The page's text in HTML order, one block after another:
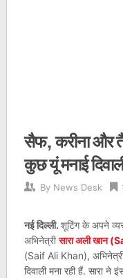
सैफ, करीना और
कुछ यूं मनाई
By News Desk
नई दिल्ली. शूटिंग के अपने
अभिनेत्रीसारा अली खान
(Saif Ali Khan),
दिवाली मना रही हैं. सारा ने